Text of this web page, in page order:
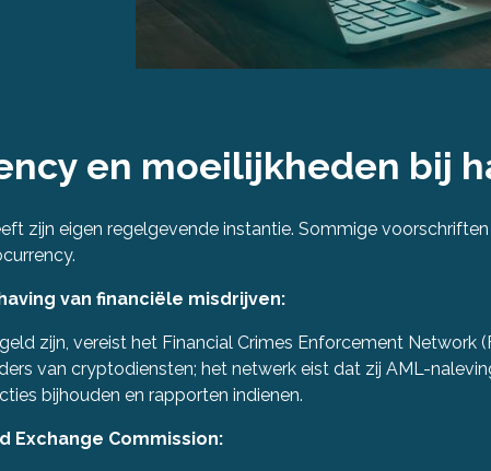
en moeilijkheden bij
zijn eigen regelgevende instantie. Sommige
van financiële misdrijven:
zijn, vereist het Financial Crimes Enforcement Network
van cryptodiensten; het netwerk eist dat zij AML-
bijhouden en rapporten indienen.
Exchange Commission: